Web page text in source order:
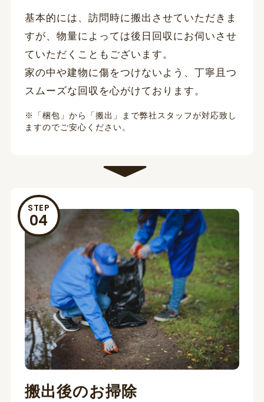
基本的には、訪問時に搬出させていただきま
すが、物量によっては後日回収にお伺いさせ
ていただくこともございます。
家の中や建物に傷をつけないよう、丁寧且つ
スムーズな回収を心がけております。
※「梱包」から「搬出」まで弊社スタッフが対応致し
ますのでご安心ください。
STEP
搬出後のお掃除